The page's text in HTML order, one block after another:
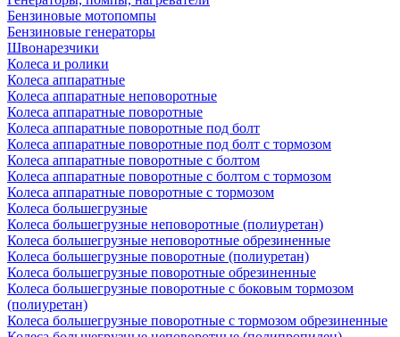
Бензиновые мотопомпы
Бензиновые генераторы
Швонарезчики
Колеса и ролики
Колеса аппаратные
Колеса аппаратные неповоротные
Колеса аппаратные поворотные
Колеса аппаратные поворотные под болт
Колеса аппаратные поворотные под болт с тормозом
Колеса аппаратные поворотные с болтом
Колеса аппаратные поворотные с болтом с тормозом
Колеса аппаратные поворотные с тормозом
Колеса большегрузные
Колеса большегрузные неповоротные (полиуретан)
Колеса большегрузные неповоротные обрезиненные
Колеса большегрузные поворотные (полиуретан)
Колеса большегрузные поворотные обрезиненные
Колеса большегрузные поворотные с боковым тормозом
(полиуретан)
Колеса большегрузные поворотные с тормозом обрезиненные